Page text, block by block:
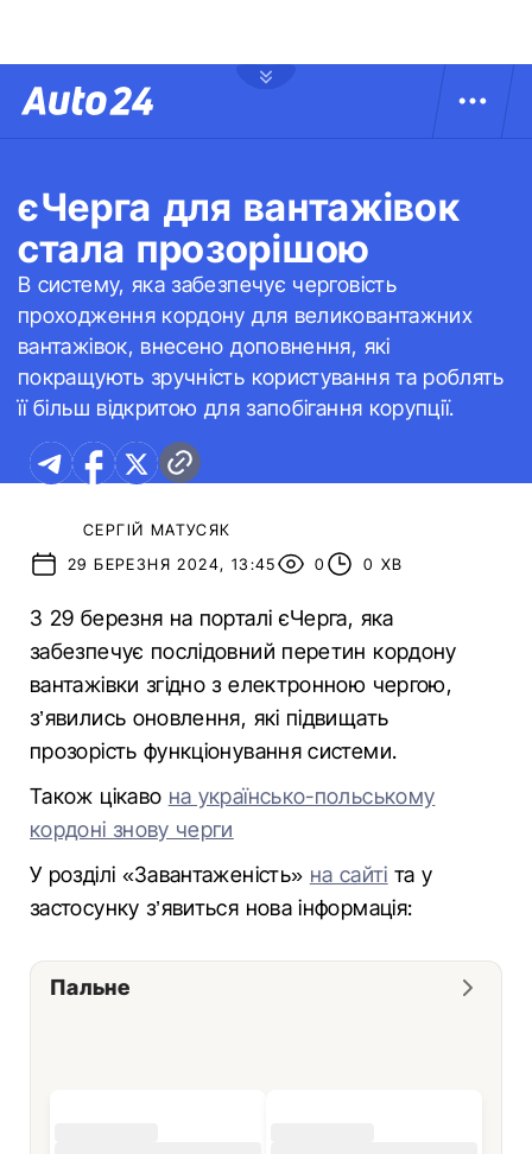
єЧерга для вантажівок
стала прозорішою
В систему, яка забезпечує черговість
проходження кордону для великовантажних
вантажівок, внесено доповнення, які
покращують зручність користування та роблять
її більш відкритою для запобігання корупції.
СЕРГІЙ МАТУСЯК
29 БЕРЕЗНЯ 2024, 13:45
0 0 ХВ
З 29 березня на порталі єЧерга, яка
забезпечує послідовний перетин кордону
вантажівки згідно з електронною чергою,
з’явились оновлення, які підвищать
прозорість функціонування системи.
Також цікаво на українсько-польському
кордоні знову черги
У розділі «Завантаженість» на сайті та у
застосунку з’явиться нова інформація:
Пальне